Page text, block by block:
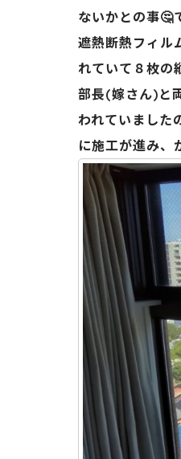
ないかとの事🤔
遮熱断熱フィル
れていて８枚の
部長(嫁さん)と
われていました
に施工が進み、